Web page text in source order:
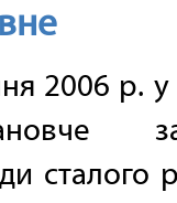
2006 р. у
сталого